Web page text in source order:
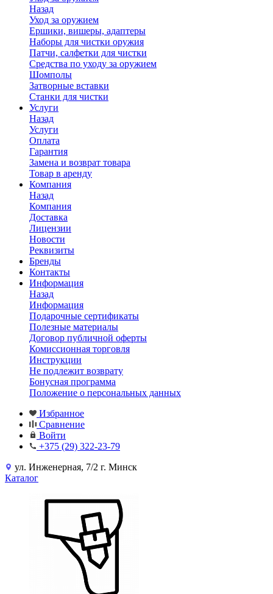
Назад
Уход за оружием
Ершики, вишеры, адаптеры
Наборы для чистки оружия
Патчи, салфетки для чистки
Средства по уходу за оружием
Шомполы
Затворные вставки
Станки для чистки
Услуги
Назад
Услуги
Оплата
Гарантия
Замена и возврат товара
Товар в аренду
Компания
Назад
Компания
Доставка
Лицензии
Новости
Реквизиты
Бренды
Контакты
Информация
Назад
Информация
Подарочные сертификаты
Полезные материалы
Договор публичной оферты
Комиссионная торговля
Инструкции
Не подлежит возврату
Бонусная программа
Положение о персональных данных
Избранное
Сравнение
Войти
+375 (29) 322-23-79
ул. Инженерная, 7/2 г. Минск
Каталог